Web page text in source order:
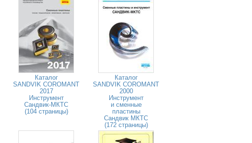
Каталог
SANDVIK COROMANT
2017
Инструмент
Сандвик-МКТС
(104 страницы)
Каталог
SANDVIK COROMANT
2000
Инструмент
и сменные
пластины
Сандвик МКТС
(172 страницы)